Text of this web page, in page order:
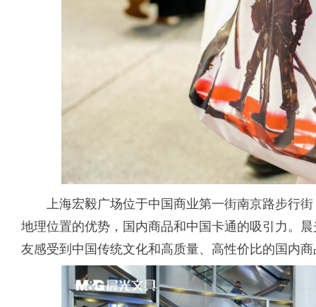
上海宏毅广场位于中国商业第一街南京路步行
地理位置的优势，国内商品和中国卡通的吸引力。
友感受到中国传统文化和高质量、高性价比的国内